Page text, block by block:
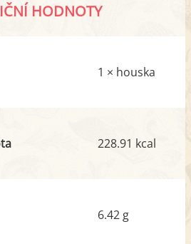
HODNOTY
1 × houska
228.91 kcal
6.42 g